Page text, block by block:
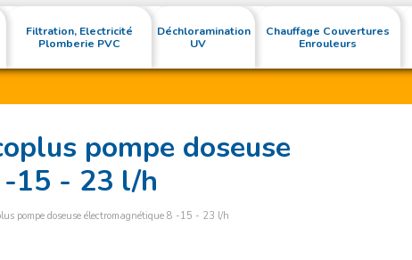
Filtration, Electricité
Plomberie PVC
Déchloramination
UV
Chauffage Couvertures
Enrouleurs
pompe doseuse
15 - 23 l/h
pompe doseuse électromagnétique 8 -15 - 23 l/h